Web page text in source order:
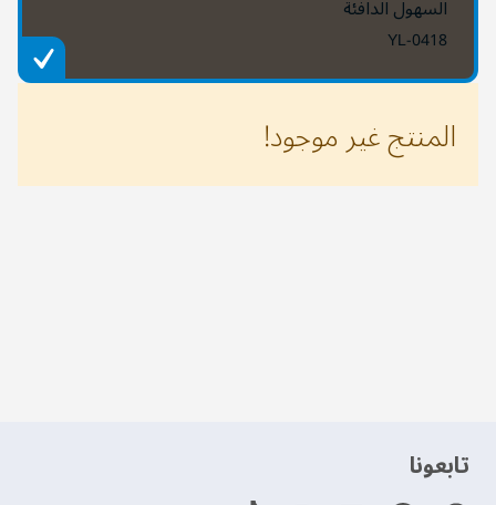
السهول الدافئة
YL-0418
المنتج غير موجود!
‫تابعونا‬